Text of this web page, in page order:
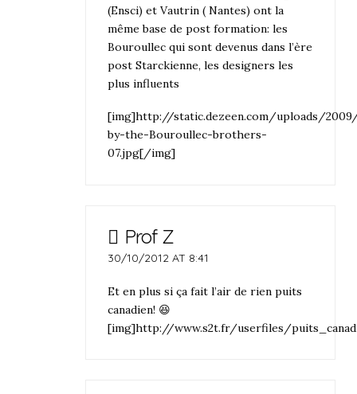
(Ensci) et Vautrin ( Nantes) ont la
même base de post formation: les
Bouroullec qui sont devenus dans l’ère
post Starckienne, les designers les
plus influents
[img]http://static.dezeen.com/uploads/
by-the-Bouroullec-brothers-
07.jpg[/img]
Prof Z
30/10/2012 AT 8:41
Et en plus si ça fait l’air de rien puits
canadien! 😆
[img]http://www.s2t.fr/userfiles/